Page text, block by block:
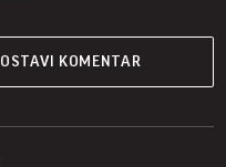
OSTAVI KOMENTAR